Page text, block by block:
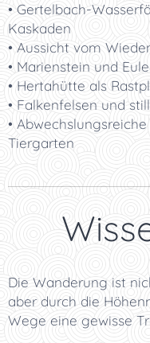
• Gertelbach-
Kaskaden
• Aussicht vom
• Marienstein und
• Hertahütte als
• Falkenfelsen und
•
Tiergarten
💡
Die Wanderung ist
aber durch die
Wege eine gewisse